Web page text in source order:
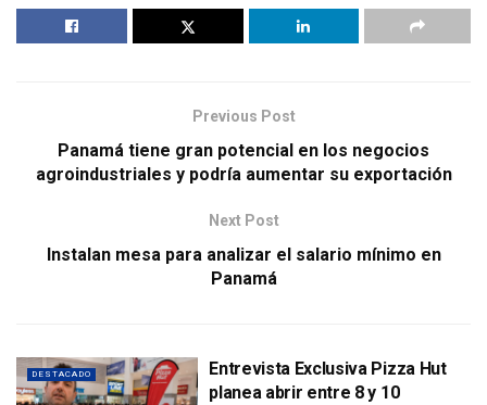
Previous Post
Panamá tiene gran potencial en los negocios
agroindustriales y podría aumentar su exportación
Next Post
Instalan mesa para analizar el salario mínimo en
Panamá
DESTACADO
Entrevista Exclusiva Pizza Hut
planea abrir entre 8 y 10